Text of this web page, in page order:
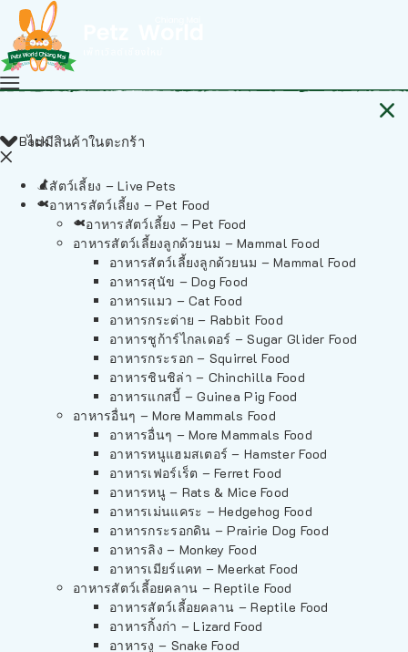
ไม่มีสินค้าในตะกร้า
Back
สัตว์เลี้ยง – Live Pets
อาหารสัตว์เลี้ยง – Pet Food
อาหารสัตว์เลี้ยง – Pet Food
อาหารสัตว์เลี้ยงลูกด้วยนม – Mammal Food
อาหารสัตว์เลี้ยงลูกด้วยนม – Mammal Food
อาหารสุนัข – Dog Food
อาหารแมว – Cat Food
อาหารกระต่าย – Rabbit Food
อาหารชูก้าร์ไกลเดอร์ – Sugar Glider Food
อาหารกระรอก – Squirrel Food
อาหารชินชิล่า – Chinchilla Food
อาหารแกสบี้ – Guinea Pig Food
อาหารอื่นๆ – More Mammals Food
อาหารอื่นๆ – More Mammals Food
อาหารหนูแฮมสเตอร์ – Hamster Food
อาหารเฟอร์เร็ต – Ferret Food
อาหารหนู – Rats & Mice Food
อาหารเม่นแคระ – Hedgehog Food
อาหารกระรอกดิน – Prairie Dog Food
อาหารลิง – Monkey Food
อาหารเมียร์แคท – Meerkat Food
อาหารสัตว์เลี้อยคลาน – Reptile Food
อาหารสัตว์เลี้อยคลาน – Reptile Food
อาหารกิ้งก่า – Lizard Food
อาหารงู – Snake Food